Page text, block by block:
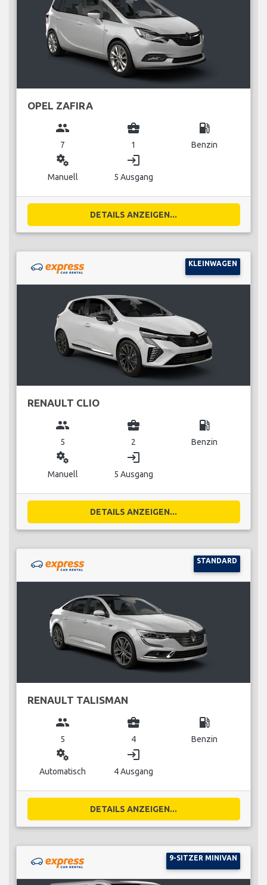
OPEL ZAFIRA
group
7
business_center
1
local_gas_station
Benzin
miscellaneous_services
Manuell
login
5 Ausgang
DETAILS ANZEIGEN...
KLEINWAGEN
RENAULT CLIO
group
5
business_center
2
local_gas_station
Benzin
miscellaneous_services
Manuell
login
5 Ausgang
DETAILS ANZEIGEN...
STANDARD
RENAULT TALISMAN
group
5
business_center
4
local_gas_station
Benzin
miscellaneous_services
Automatisch
login
4 Ausgang
DETAILS ANZEIGEN...
9-SITZER MINIVAN